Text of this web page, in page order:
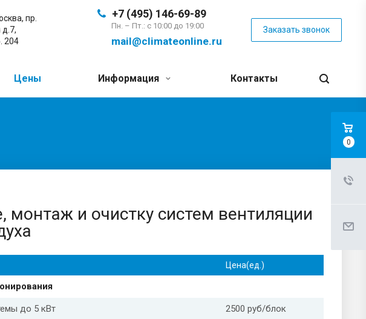
+7 (495) 146-69-89
Пн. – Пт.: с 10:00 до 19:00
mail@climateonline.ru
Заказать звонок
пр.
204
Цены Информация Контакты
монтаж и очистку систем вентиляции
Цена(ед.)
до 5 кВт 2500 руб/блок
0